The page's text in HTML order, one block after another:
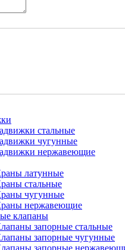
стальные
чугунные
нержавеющие
латунные
стальные
чугунные
нержавеющие
клапаны
запорные стальные
запорные чугунные
запорные